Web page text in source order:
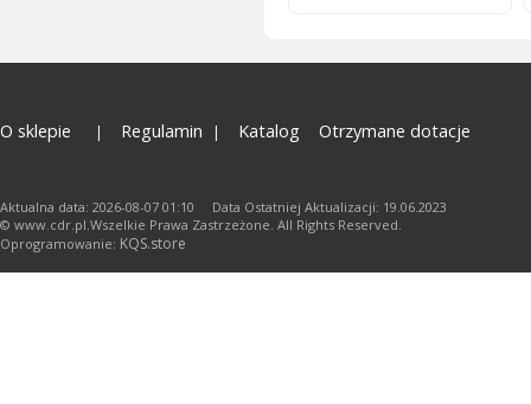
O sklepie Regulamin Katalog Otrzymane dotacje
Aktualna data: 2026-08-07 01:10 Data Ostatniej Aktualizacji: 19.06.2023
© www.cdr.pl.Wszelkie Prawa Zastrzeżone. All Rights Reserved.
Oprogramowanie: KQS.store